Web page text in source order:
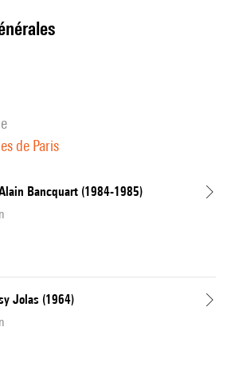
de Paris
Bancquart (1984-1985)
Jolas (1964)